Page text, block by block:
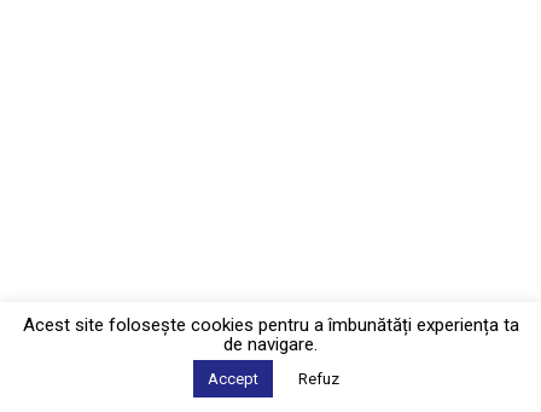
Acest site foloseşte cookies pentru a îmbunătăți experiența ta
de navigare.
Accept Refuz